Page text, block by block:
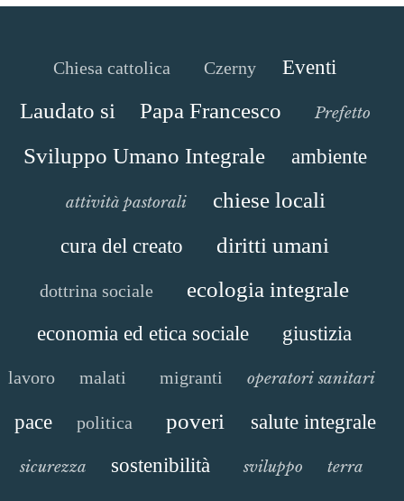
Chiesa cattolica Czerny Eventi
Laudato si Papa Francesco Prefetto
Sviluppo Umano Integrale ambiente
attività pastorali chiese locali
cura del creato diritti umani
dottrina sociale ecologia integrale
economia ed etica sociale giustizia
lavoro malati migranti operatori sanitari
pace politica poveri salute integrale
sicurezza sostenibilità sviluppo terra